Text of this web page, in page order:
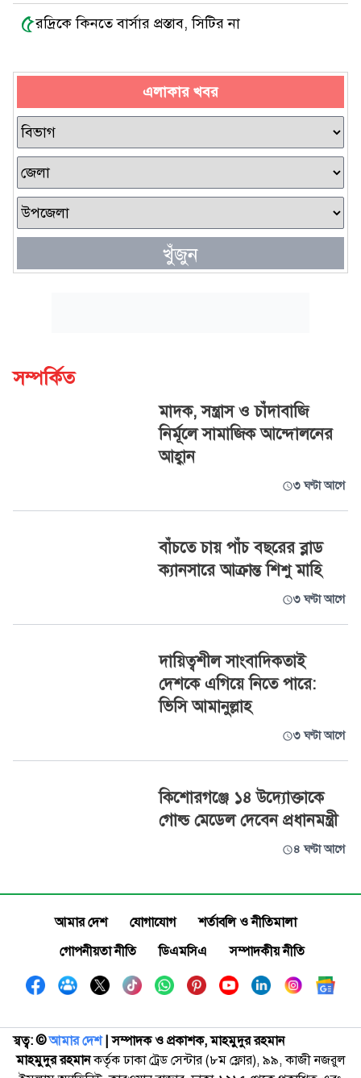
৫রদ্রিকে কিনতে বার্সার প্রস্তাব, সিটির না
এলাকার খবর
খুঁজুন
সম্পর্কিত
মাদক, সন্ত্রাস ও চাঁদাবাজি
নির্মূলে সামাজিক আন্দোলনের
আহ্বান
৩ ঘণ্টা আগে
বাঁচতে চায় পাঁচ বছরের ব্লাড
ক্যানসারে আক্রান্ত শিশু মাহি
৩ ঘণ্টা আগে
দায়িত্বশীল সাংবাদিকতাই
দেশকে এগিয়ে নিতে পারে:
ভিসি আমানুল্লাহ
৩ ঘণ্টা আগে
কিশোরগঞ্জে ১৪ উদ্যোক্তাকে
গোল্ড মেডেল দেবেন প্রধানমন্ত্রী
৪ ঘণ্টা আগে
আমার দেশ যোগাযোগ
শর্তাবলি ও নীতিমালা
গোপনীয়তা নীতি
ডিএমসিএ সম্পাদকীয় নীতি
স্বত্ব: ©️আমার দেশ| সম্পাদক ও প্রকাশক, মাহমুদুর রহমান
মাহমুদুর রহমানকর্তৃক ঢাকা ট্রেড সেন্টার (৮ম ফ্লোর), ৯৯, কাজী নজরুল